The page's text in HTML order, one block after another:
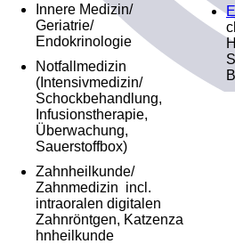
Innere Medizin/
Geriatrie/
Endokrinologie
Notfallmedizin
(Intensivmedizin/
Schockbehandlung,
Infusionstherapie,
Überwachung,
Sauerstoffbox)
Zahnheilkunde/
Zahnmedizin incl.
intraoralen digitalen
Zahnröntgen, Katzenza
hnheilkunde